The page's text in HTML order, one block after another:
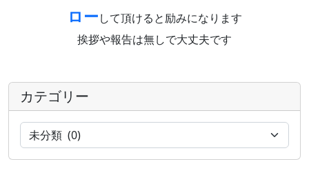
ローして頂けると励みになります
挨拶や報告は無しで大丈夫です
カテゴリー